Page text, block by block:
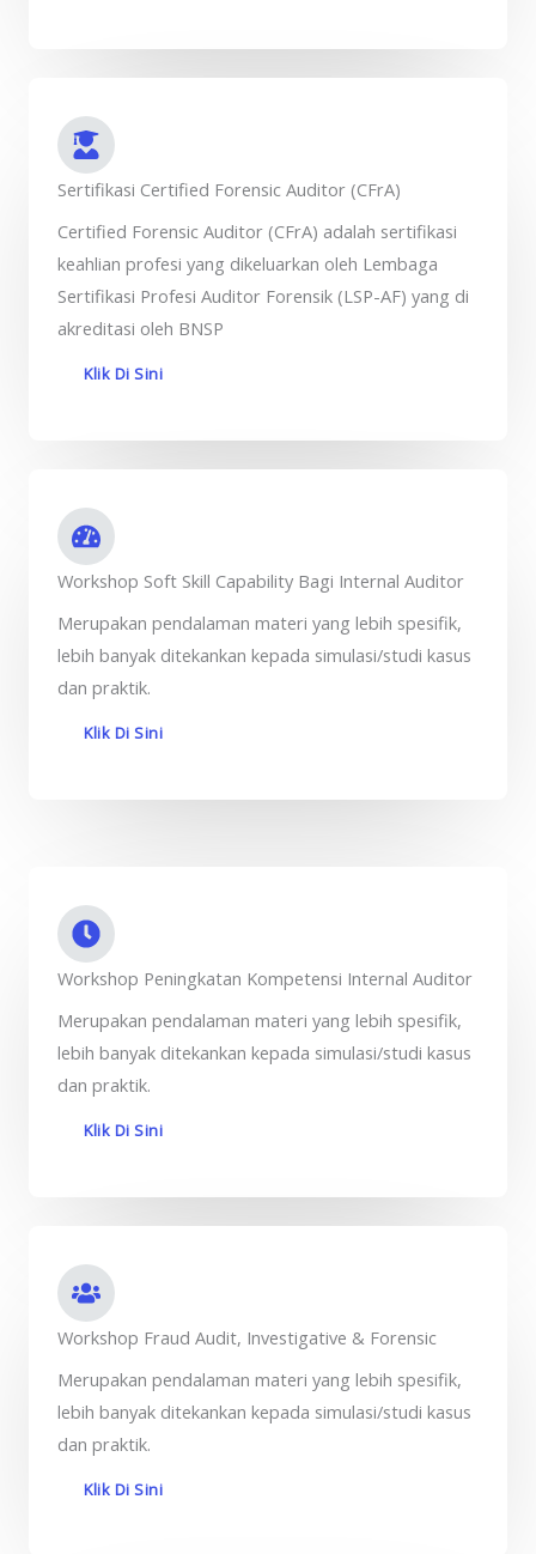
Sertifikasi Certified Forensic Auditor (CFrA)
Certified Forensic Auditor (CFrA) adalah sertifikasi
keahlian profesi yang dikeluarkan oleh Lembaga
Sertifikasi Profesi Auditor Forensik (LSP-AF) yang di
akreditasi oleh BNSP
Klik Di Sini
Workshop Soft Skill Capability Bagi Internal Auditor
Merupakan pendalaman materi yang lebih spesifik,
lebih banyak ditekankan kepada simulasi/studi kasus
dan praktik.
Klik Di Sini
Workshop Peningkatan Kompetensi Internal Auditor
Merupakan pendalaman materi yang lebih spesifik,
lebih banyak ditekankan kepada simulasi/studi kasus
dan praktik.
Klik Di Sini
Workshop Fraud Audit, Investigative & Forensic
Merupakan pendalaman materi yang lebih spesifik,
lebih banyak ditekankan kepada simulasi/studi kasus
dan praktik.
Klik Di Sini